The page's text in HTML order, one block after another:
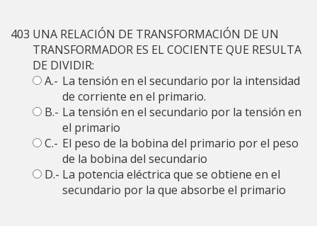
403 UNA RELACIÓN DE TRANSFORMACIÓN DE UN
TRANSFORMADOR ES EL COCIENTE QUE RESULTA
DE DIVIDIR:
A.- La tensión en el secundario por la intensidad
de corriente en el primario.
B.- La tensión en el secundario por la tensión en
el primario
C.- El peso de la bobina del primario por el peso
de la bobina del secundario
D.- La potencia eléctrica que se obtiene en el
secundario por la que absorbe el primario